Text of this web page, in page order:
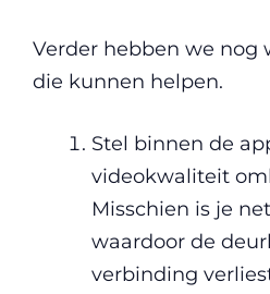
Verder hebben we nog
die kunnen helpen.
Stel binnen de
videokwaliteit
Misschien is je
waardoor de
verbinding